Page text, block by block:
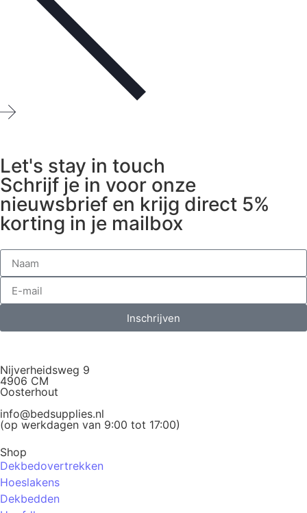
Let's stay in touch
Schrijf je in voor onze
nieuwsbrief en krijg direct 5%
korting in je mailbox
Inschrijven
Nijverheidsweg 9
4906 CM
Oosterhout
info@bedsupplies.nl
(op werkdagen van 9:00 tot 17:00)
Shop
Dekbedovertrekken
Hoeslakens
Dekbedden